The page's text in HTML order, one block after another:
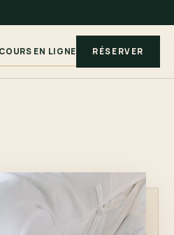
COURS EN LIGNE RÉSERVER